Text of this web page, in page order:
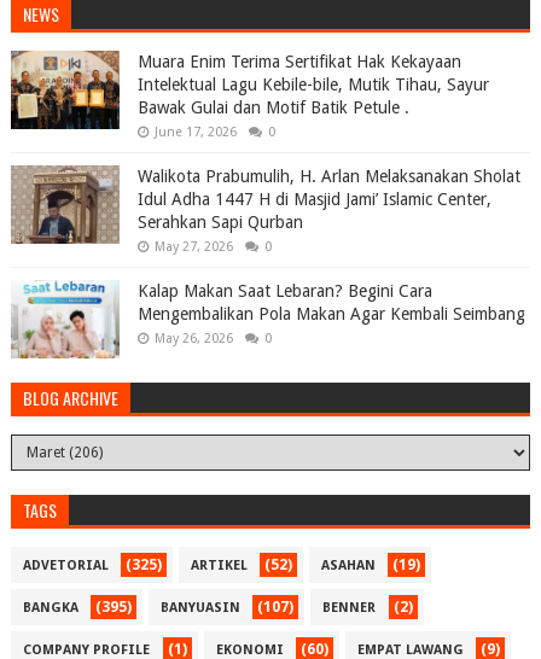
NEWS
Muara Enim Terima Sertifikat Hak Kekayaan
Intelektual Lagu Kebile-bile, Mutik Tihau, Sayur
Bawak Gulai dan Motif Batik Petule .
June 17, 2026 0
Walikota Prabumulih, H. Arlan Melaksanakan Sholat
Idul Adha 1447 H di Masjid Jami’ Islamic Center,
Serahkan Sapi Qurban
May 27, 2026 0
Kalap Makan Saat Lebaran? Begini Cara
Mengembalikan Pola Makan Agar Kembali Seimbang
May 26, 2026 0
BLOG ARCHIVE
TAGS
ADVETORIAL (325) ARTIKEL (52) ASAHAN (19)
BANGKA (395) BANYUASIN (107) BENNER (2)
COMPANY PROFILE (1) EKONOMI (60) EMPAT LAWANG (9)